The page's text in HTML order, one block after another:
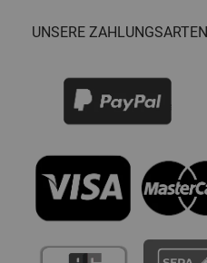
UNSERE ZAHLUNGSARTEN